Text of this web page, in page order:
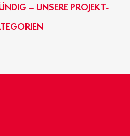
– UNSERE PROJEKT-